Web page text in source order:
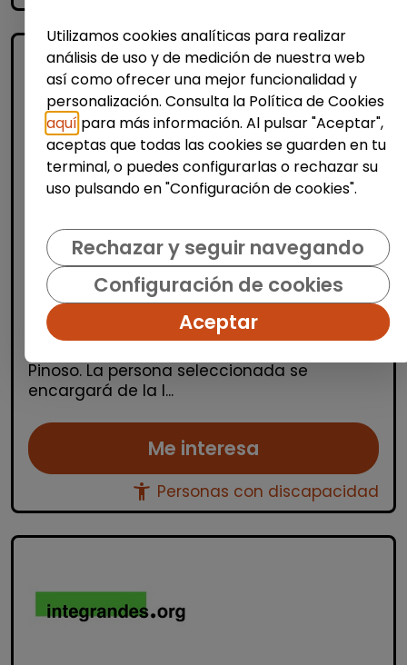
Limpieza y mantenimiento
Personal de limpieza (pinoso,
alicante)
| España(Alicante)
Se selecciona un/a operario/a de limpieza
para cubrir las vacaciones del personal de
Pinoso. La persona seleccionada se
encargará de la l...
Me interesa
accessibility_new Personas con discapacidad
Utilizamos cookies analíticas para realizar
análisis de uso y de medición de nuestra web
así como ofrecer una mejor funcionalidad y
personalización. Consulta la Política de Cookies
aquí para más información. Al pulsar "Aceptar",
aceptas que todas las cookies se guarden en tu
terminal, o puedes configurarlas o rechazar su
uso pulsando en "Configuración de cookies".
Rechazar y seguir navegando
Configuración de cookies
Aceptar